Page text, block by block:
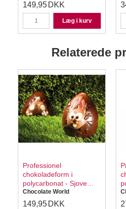
149,95 DKK
Læg i kurv
Relaterede
Professionel
chokoladeform i
polycarbonat - Sjove
Påskeæg
Chokoladeform CW1873
Chocolate World
149,95 DKK